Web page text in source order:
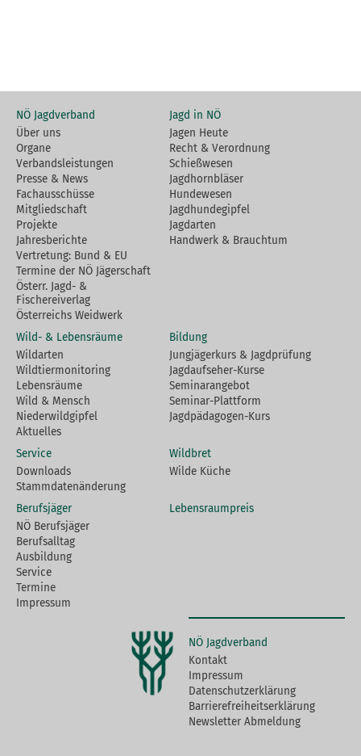
NÖ Jagdverband
Über uns
Organe
Verbandsleistungen
Presse & News
Fachausschüsse
Mitgliedschaft
Projekte
Jahresberichte
Vertretung: Bund & EU
Termine der NÖ Jägerschaft
Österr. Jagd- &
Fischereiverlag
Österreichs Weidwerk
Jagd in NÖ
Jagen Heute
Recht & Verordnung
Schießwesen
Jagdhornbläser
Hundewesen
Jagdhundegipfel
Jagdarten
Handwerk & Brauchtum
Wild- & Lebensräume
Wildarten
Wildtiermonitoring
Lebensräume
Wild & Mensch
Niederwildgipfel
Aktuelles
Bildung
Jungjägerkurs & Jagdprüfung
Jagdaufseher-Kurse
Seminarangebot
Seminar-Plattform
Jagdpädagogen-Kurs
Service
Downloads
Stammdatenänderung
Wildbret
Wilde Küche
Berufsjäger
NÖ Berufsjäger
Berufsalltag
Ausbildung
Service
Termine
Impressum
Lebensraumpreis
NÖ Jagdverband
Kontakt
Impressum
Datenschutzerklärung
Barrierefreiheitserklärung
Newsletter Abmeldung